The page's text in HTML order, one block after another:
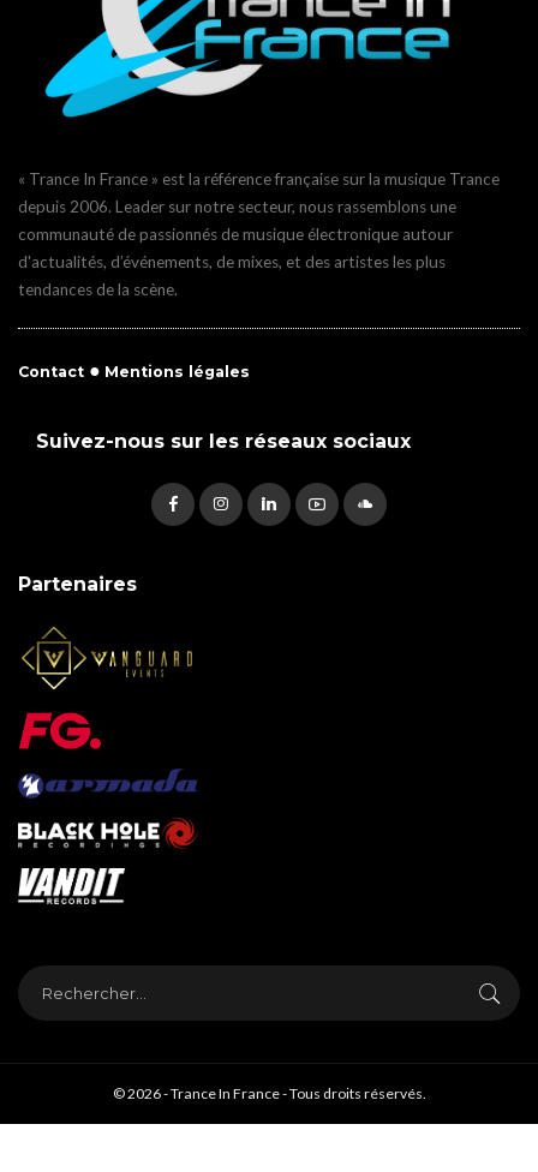
« Trance In France » est la référence française sur la musique Trance
depuis 2006. Leader sur notre secteur, nous rassemblons une
communauté de passionnés de musique électronique autour
d'actualités, d’événements, de mixes, et des artistes les plus
tendances de la scène.
Contact ● Mentions légales
Suivez-nous sur les réseaux sociaux
Partenaires
© 2026 - Trance In France - Tous droits réservés.